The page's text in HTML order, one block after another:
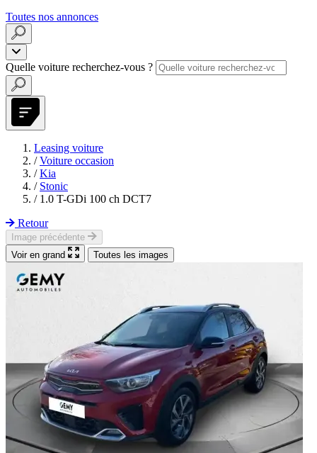
Toutes nos annonces
Quelle voiture recherchez-vous ?
Leasing voiture
/ Voiture occasion
/ Kia
/ Stonic
/ 1.0 T-GDi 100 ch DCT7
Retour
Image précédente
Voir en grand
Toutes les images